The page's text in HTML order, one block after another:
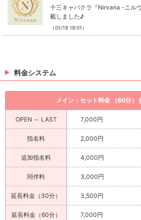
十三キャバクラ『Nirvana -ニル
載しました♪
（01/19 19:01）
料金システム
メイン：セット料金 （60分）
OPEN ～ LAST 7,000円
指名料 2,000円
追加指名料 4,000円
同伴料 3,000円
延長料金（30分） 3,500円
延長料金（60分） 7,000円